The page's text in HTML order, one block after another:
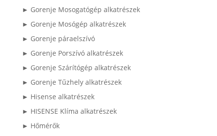
► Gorenje Mosogatógép alkatrészek
► Gorenje Mosógép alkatrészek
► Gorenje páraelszívó
► Gorenje Porszívó alkatrészek
► Gorenje Szárítógép alkatrészek
► Gorenje Tűzhely alkatrészek
► Hisense alkatrészek
► HISENSE Klíma alkatrészek
► Hőmérők